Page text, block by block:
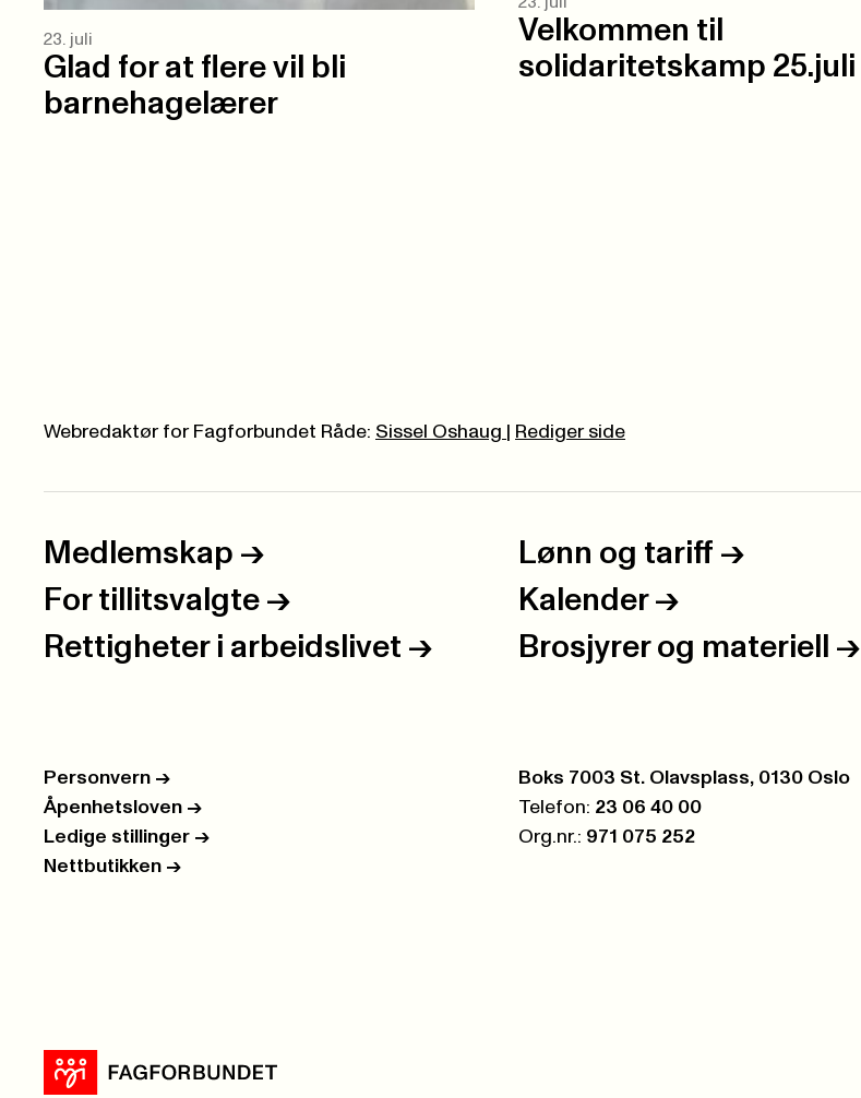
23. juli
Glad for at flere vil bli
barnehagelærer
Velkommen til
solidaritetskamp 25.juli
Webredaktør for Fagforbundet Råde: Sissel Oshaug Rediger side
Medlemskap -> Lønn og tariff ->
For tillitsvalgte -> Kalender ->
Rettigheter i arbeidslivet -> Brosjyrer og materiell ->
Personvern ->
Åpenhetsloven ->
Ledige stillinger ->
Nettbutikken ->
Postboks:
Boks 7003 St. Olavsplass, 0130 Oslo
Telefon: 23 06 40 00
Org.nr.: 971 075 252